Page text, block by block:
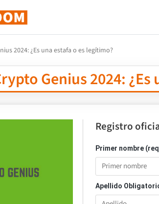
2024: ¿Es una estafa o es legítimo?
Genius 2024:
Registro
Primer nombre
Apellido